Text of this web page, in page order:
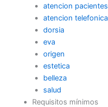
atencion pacientes
atencion telefonica
dorsia
eva
origen
estetica
belleza
salud
Requisitos mínimos